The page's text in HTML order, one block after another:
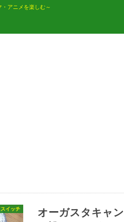
アニメを楽しむ～
イッチ
オーガスタキャ